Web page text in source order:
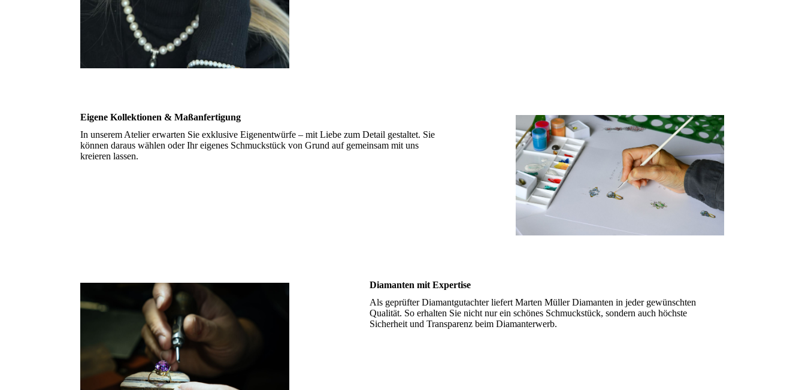
Eigene Kollektionen & Maßanfertigung
In unserem Atelier erwarten Sie exklusive Eigenentwürfe – mit Liebe zum Detail gestaltet. Sie
können daraus wählen oder Ihr eigenes Schmuckstück von Grund auf gemeinsam mit uns
kreieren lassen.
Diamanten mit Expertise
Als geprüfter Diamantgutachter liefert Marten Müller Diamanten in jeder gewünschten
Qualität. So erhalten Sie nicht nur ein schönes Schmuckstück, sondern auch höchste
Sicherheit und Transparenz beim Diamanterwerb.